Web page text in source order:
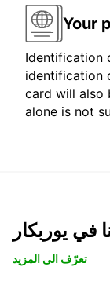
Your
Identification
identification
card will also
alone is not
في يوربكار
تعرّف الى المزيد